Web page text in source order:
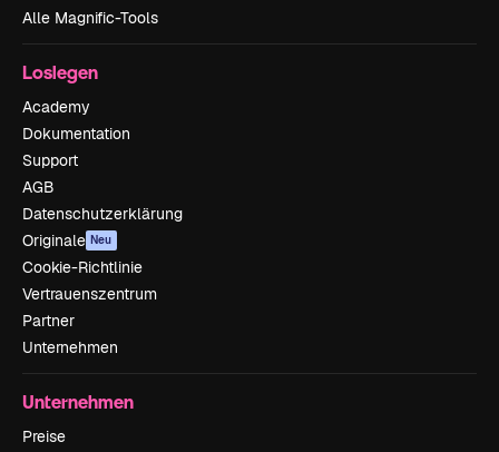
Alle Magnific-Tools
Loslegen
Academy
Dokumentation
Support
AGB
Datenschutzerklärung
Originale Neu
Cookie-Richtlinie
Vertrauenszentrum
Partner
Unternehmen
Unternehmen
Preise